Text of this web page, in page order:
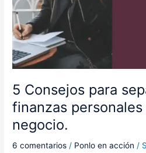
5 Consejos para
finanzas
negocio.
6 comentarios / Ponlo en acción /